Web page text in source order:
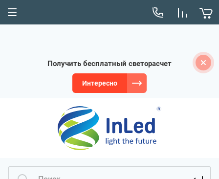
Получить бесплатный светорасчет
Интересно